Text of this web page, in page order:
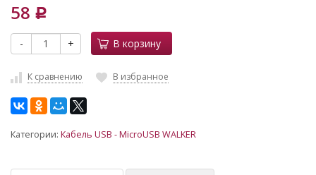
58 Р
- + В корзину
К сравнению В избранное
Категории: Кабель USB - MicroUSB WALKER